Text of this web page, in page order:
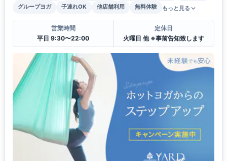
グループヨガ
子連れOK 他店舗利用 無料体験 もっと見る
営業時間
平日 9:30〜22:00
定休日
火曜日 他 ※事前告知致します